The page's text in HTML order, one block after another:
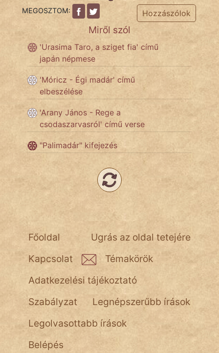
MEGOSZTOM: Hozzászólok
Miről szól
'Urasima Taro, a sziget fia' című
japán népmese
'Móricz - Égi madár' című
elbeszélése
'Arany János - Rege a
csodaszarvasról' című verse
"Palimadár" kifejezés
Ugrás az oldal tetejére
Főoldal
Kapcsolat
Témakörök
Adatkezelési tájékoztató
Szabályzat
Legnépszerűbb írások
Legolvasottabb írások
Belépés